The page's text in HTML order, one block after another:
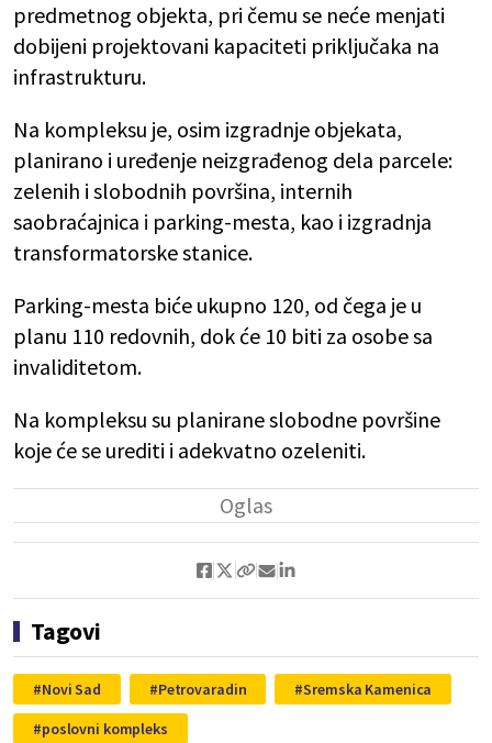
predmetnog objekta, pri čemu se neće menjati
dobijeni projektovani kapaciteti priključaka na
infrastrukturu.
Na kompleksu je, osim izgradnje objekata,
planirano i uređenje neizgrađenog dela parcele:
zelenih i slobodnih površina, internih
saobraćajnica i parking-mesta, kao i izgradnja
transformatorske stanice.
Parking-mesta biće ukupno 120, od čega je u
planu 110 redovnih, dok će 10 biti za osobe sa
invaliditetom.
Na kompleksu su planirane slobodne površine
koje će se urediti i adekvatno ozeleniti.
Tagovi
Novi Sad Petrovaradin
Sremska Kamenica
poslovni kompleks